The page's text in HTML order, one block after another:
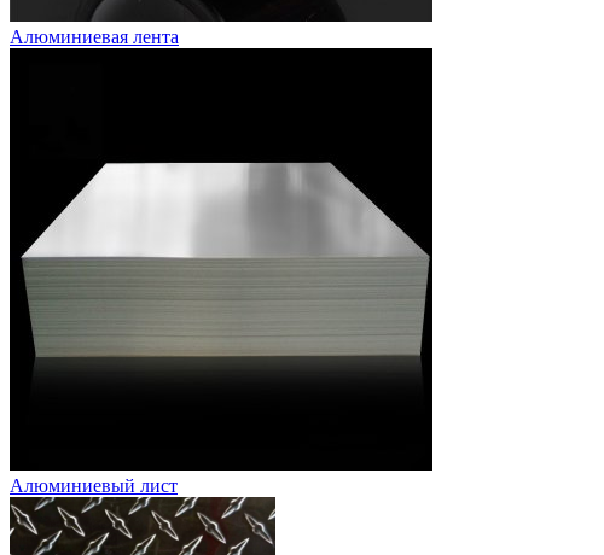
Алюминиевая лента
Алюминиевый лист